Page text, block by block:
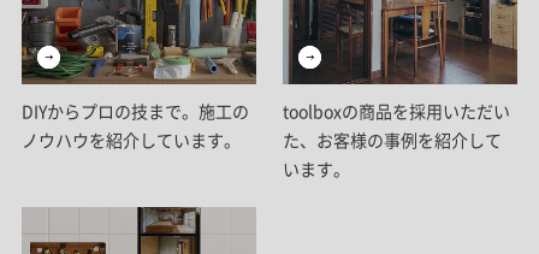
DIYからプロの技まで。施工の
ノウハウを紹介しています。
toolboxの商品を採用いただい
た、お客様の事例を紹介して
います。